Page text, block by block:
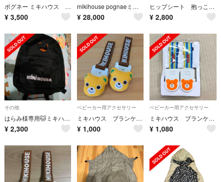
ポグネー ミキハウス ベビーキャリア抱っこ紐 新生児 インサート
¥ 3,500
mikihouse pognaeミキハウス ポグネー抱っこ紐
¥ 28,000
ヒップシート 抱っこ紐 2way
¥ 2,800
その他
はらみ様専用🐱ミキハウス、パタゴニア
¥ 2,300
ベビーカー用アクセサリー
ミキハウス ブランケットクリップ ベビー用品 キッズ ベビー
¥ 1,000
ベビーカー用アクセサリー
ミキハウス ブランケットクリップ 新品
¥ 1,080